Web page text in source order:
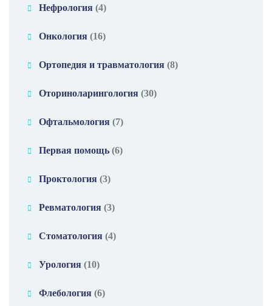
Нефрология (4)
Онкология (16)
Ортопедия и травматология (8)
Оториноларингология (30)
Офтальмология (7)
Первая помощь (6)
Проктология (3)
Ревматология (3)
Стоматология (4)
Урология (10)
Флебология (6)